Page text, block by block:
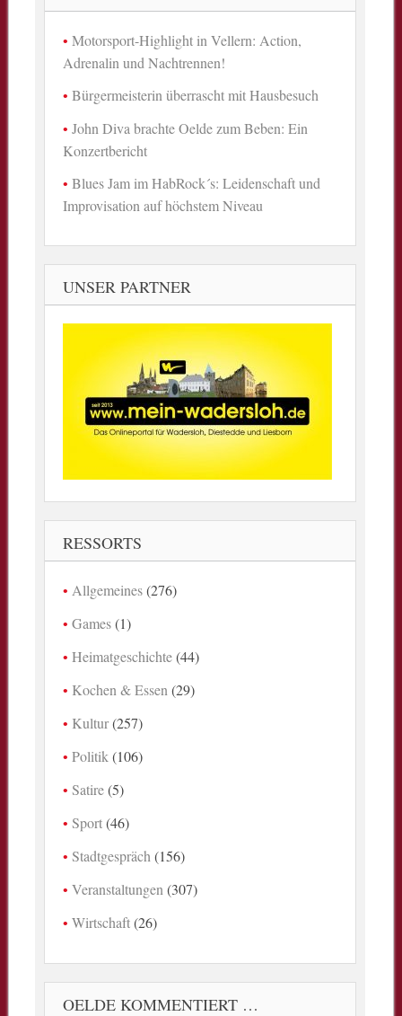
Motorsport-Highlight in Vellern: Action,
Adrenalin und Nachtrennen!
Bürgermeisterin überrascht mit Hausbesuch
John Diva brachte Oelde zum Beben: Ein
Konzertbericht
Blues Jam im HabRock´s: Leidenschaft und
Improvisation auf höchstem Niveau
UNSER PARTNER
RESSORTS
Allgemeines(276)
Games(1)
Heimatgeschichte(44)
Kochen & Essen (29)
Kultur(257)
Politik (106)
Satire(5)
Sport(46)
Stadtgespräch (156)
Veranstaltungen (307)
Wirtschaft(26)
OELDE KOMMENTIERT …